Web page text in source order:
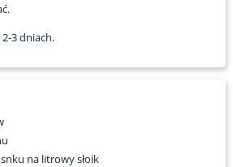
3 dniach.
na litrowy słoik